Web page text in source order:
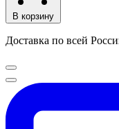
В корзину
Доставка по всей